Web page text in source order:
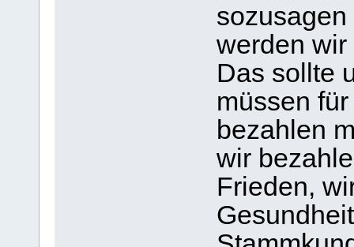
werden
Das sollte
müssen
bezahlen
wir
Frieden,